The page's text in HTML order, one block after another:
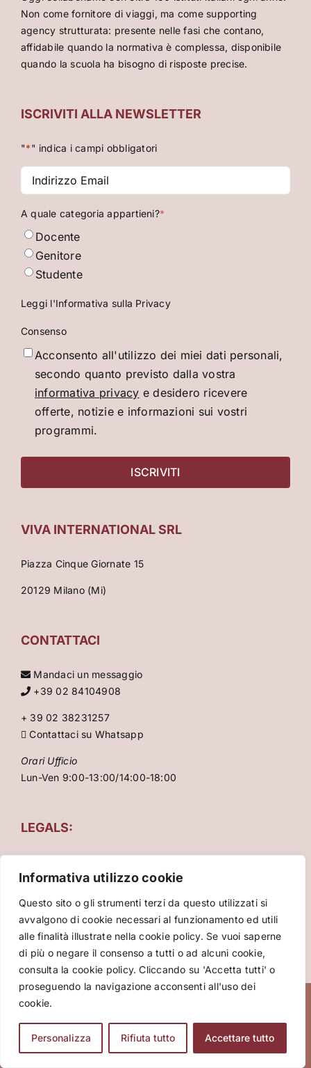
Informativa utilizzo cookie
Questo sito o gli strumenti terzi da questo utilizzati si
avvalgono di cookie necessari al funzionamento ed utili
alle finalità illustrate nella cookie policy. Se vuoi saperne
di più o negare il consenso a tutti o ad alcuni cookie,
consulta la cookie policy. Cliccando su 'Accetta tutti' o
proseguendo la navigazione acconsenti all'uso dei
cookie.
Personalizza Rifiuta tutto Accettare tutto
Non come fornitore di viaggi, ma come supporting
agency strutturata: presente nelle fasi che contano,
affidabile quando la normativa è complessa, disponibile
quando la scuola ha bisogno di risposte precise.
ISCRIVITI ALLA NEWSLETTER
"*" indica i campi obbligatori
Indirizzo
Email*
A quale categoria appartieni?*
Docente
Genitore
Studente
Leggi l'Informativa sulla Privacy
Consenso
Acconsento all'utilizzo dei miei dati personali,
secondo quanto previsto dalla vostra
informativa privacy e desidero ricevere
offerte, notizie e informazioni sui vostri
programmi.
VIVA INTERNATIONAL SRL
Piazza Cinque Giornate 15
20129 Milano (Mi)
CONTATTACI
Mandaci un messaggio
+39 02 84104908
+ 39 02 38231257
Contattaci su Whatsapp
Orari Ufficio
Lun-Ven 9:00-13:00/14:00-18:00
LEGALS:
Condizioni Generali
Copyright 2026 VIVA International srl – P.za Cinque
Giornate 15, 20129 Milano – Italy – P.Iva: 10086860961 –
Tour operator licenza n° 545689/2017 - Certificazione di
qualità UNI EN 14804